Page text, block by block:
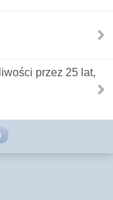
przez 25 lat,